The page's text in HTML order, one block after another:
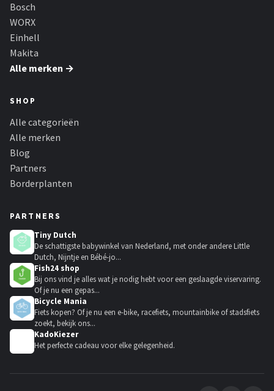
Bosch
WORX
Einhell
Makita
Alle merken →
SHOP
Alle categorieën
Alle merken
Blog
Partners
Borderplanten
PARTNERS
Tiny Dutch
De schattigste babywinkel van Nederland, met onder andere Little
Dutch, Nijntje en Bébé-jo...
Fish24 shop
Bij ons vind je alles wat je nodig hebt voor een geslaagde viservaring.
Of je nu een gepas...
Bicycle Mania
Fiets kopen? Of je nu een e-bike, racefiets, mountainbike of stadsfiets
zoekt, bekijk ons...
KadoKiezer
Het perfecte cadeau voor elke gelegenheid.